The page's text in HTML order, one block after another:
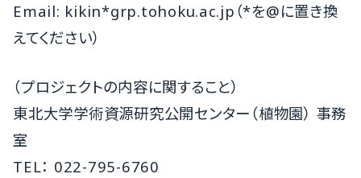
Email: kikin*grp.tohoku.ac.jp（*を@に置き換
えてください）
（プロジェクトの内容に関すること）
東北大学学術資源研究公開センター（植物園） 事務
室
TEL： 022-795-6760